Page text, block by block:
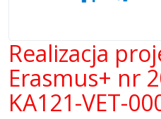
Realizacja
Erasmus+ nr
KA121-VET-